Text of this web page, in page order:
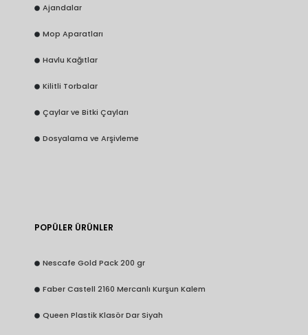
Ajandalar
Mop Aparatları
Havlu Kağıtlar
Kilitli Torbalar
Çaylar ve Bitki Çayları
Dosyalama ve Arşivleme
POPÜLER ÜRÜNLER
Nescafe Gold Pack 200 gr
Faber Castell 2160 Mercanlı Kurşun Kalem
Queen Plastik Klasör Dar Siyah